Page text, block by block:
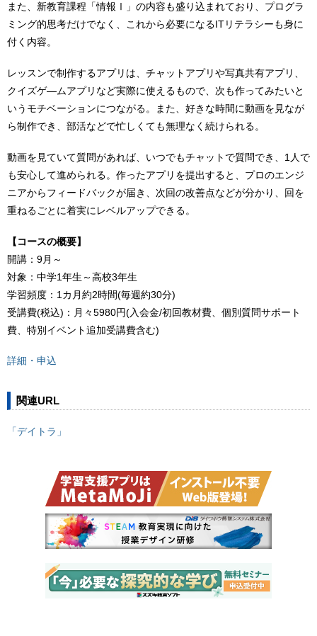
また、新教育課程「情報Ⅰ」の内容も盛り込まれており、プログラ
ミング的思考だけでなく、これから必要になるITリテラシーも身に
付く内容。
レッスンで制作するアプリは、チャットアプリや写真共有アプリ、
クイズゲ―ムアプリなど実際に使えるもので、次も作ってみたいと
いうモチベーションにつながる。また、好きな時間に動画を見なが
ら制作でき、部活などで忙しくても無理なく続けられる。
動画を見ていて質問があれば、いつでもチャットで質問でき、1人で
も安心して進められる。作ったアプリを提出すると、プロのエンジ
ニアからフィードバックが届き、次回の改善点などが分かり、回を
重ねるごとに着実にレベルアップできる。
【コースの概要】
開講：9月～
対象：中学1年生～高校3年生
学習頻度：1カ月約2時間(毎週約30分)
受講費(税込)：月々5980円(入会金/初回教材費、個別質問サポート
費、特別イベント追加受講費含む)
詳細・申込
関連URL
「デイトラ」